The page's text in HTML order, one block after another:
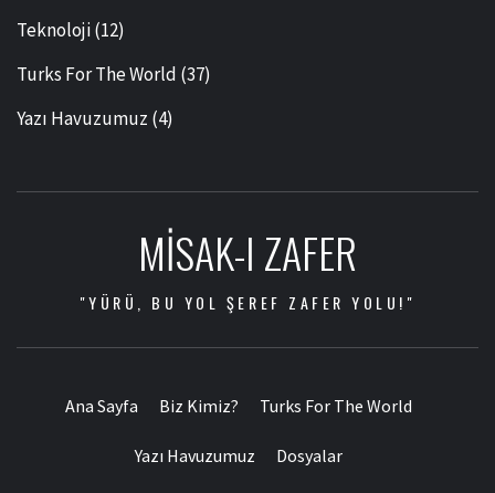
Teknoloji(12)
Turks For The World (37)
Yazı Havuzumuz (4)
MISAK-I ZAFER
"YÜRÜ, BU YOL ŞEREF ZAFER YOLU!"
Ana Sayfa Biz Kimiz? Turks For The World
Yazı Havuzumuz Dosyalar